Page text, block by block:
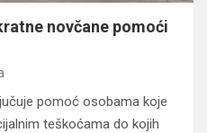
novčane pomoći
pomoć osobama koje
teškoćama do kojih